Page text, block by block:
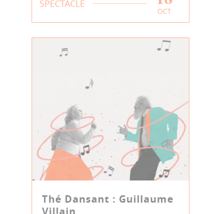
SPECTACLE
OCT
Thé Dansant : Guillaume
Villain